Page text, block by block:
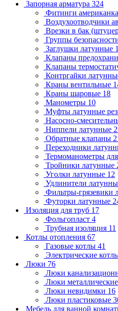
Запорная арматура 324
Фитинги
Воздухоотводчики
Врезки в бак
Группы
Заглушки латунные
Клапаны
Клапаны
Контргайки
Краны вентильные
Краны шаровые 18
Манометры 10
Муфты латунные
Насосно-
Ниппели латунные
Обратные клапаны
Переходники
Термоманометры
Тройники латунные
Уголки латунные 12
Удлинители
Фильтры-грязевики
Футорки латунные
Изоляция для труб 17
Фольгопласт 4
Трубная изоляция 11
Котлы отопления 67
Газовые котлы 41
Электрические
Люки 76
Люки
Люки металлические
Люки невидимки 16
Люки пластиковые
Мебель для ванной